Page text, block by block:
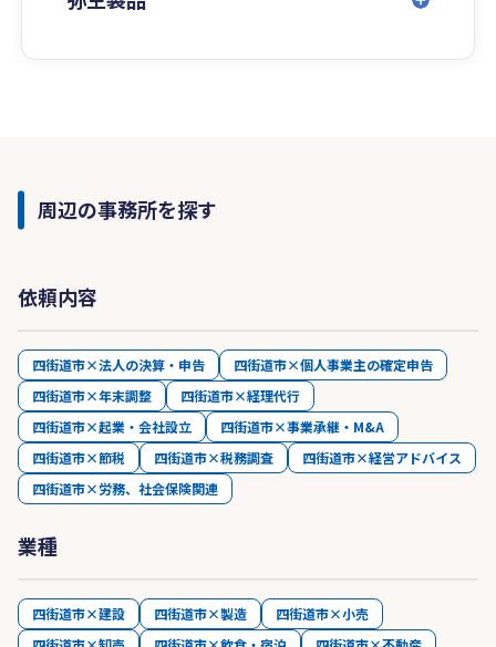
税金は専門用語が多く、制度が複雑です。
寧にお聞きし、複雑な内容でもわかりやすくご説
特徴2.課題解決に向けたご提案
グだけでなく、会社設立、資金繰り、相続・事業
当事務所では、お客様の様々な問題の解決のため
のパートナーとして、月次巡回監査などを通じて
会計・税務を中心に課題解決に向けた提案をし、
ご事業に専念できるようサポートいたします。
特徴.3お客様の立場に立った誠実な対応
当事務所では、親身でお客様の立場に立った誠実
な対応で企業価値の向上のためサポートをしま
す。
周辺の事務所を探す
依頼内容
四街道市×法人の決算・申告
四街道市×個人事業主の確定申告
四街道市×年末調整
四街道市×経理代行
四街道市×起業・会社設立
四街道市×事業承継・M&A
四街道市×節税
四街道市×税務調査
四街道市×経営アドバイス
四街道市×労務、社会保険関連
業種
四街道市×建設 四街道市×製造
四街道市×小売